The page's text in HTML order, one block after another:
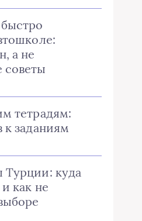
а не
советы
тетрадям:
к заданиям
Турции: куда
и как не